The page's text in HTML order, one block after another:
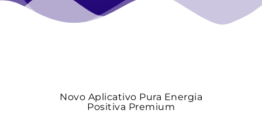
Novo Aplicativo Pura Energia
Positiva Premium